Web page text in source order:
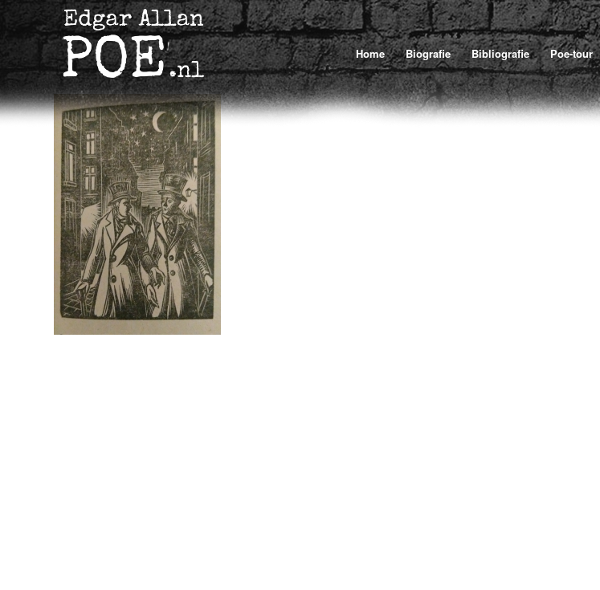
Home Biografie Bibliografie Poe-tour
U bevindt zich hier: